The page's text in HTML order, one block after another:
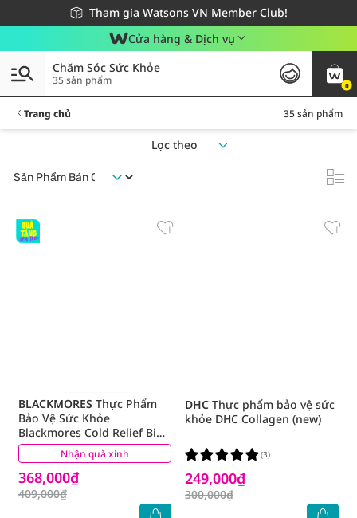
Tham gia Watsons VN Member Club!
Miễn phí giao hàng cho đơn hàng từ 249,000Đ
Giao hàng nhanh 24h - Áp dụng khu vực TP. Hồ Chí Minh
Cửa hàng & Dịch vụ
0
Chăm Sóc Sức Khỏe
35 sản phẩm
Trang chủ 35 sản phẩm
Lọc theo
Nhận quà xinh
BLACKMORES Thực Phẩm
Bảo Vệ Sức Khỏe
Blackmores Cold Relief Bio
C 1000mg Tăng Cường Sức
Đề Kháng 31 Viên
368,000₫
409,000₫
(7)
DHC Thực phẩm bảo vệ sức
khỏe DHC Collagen (new)
249,000₫
300,000₫
(3)